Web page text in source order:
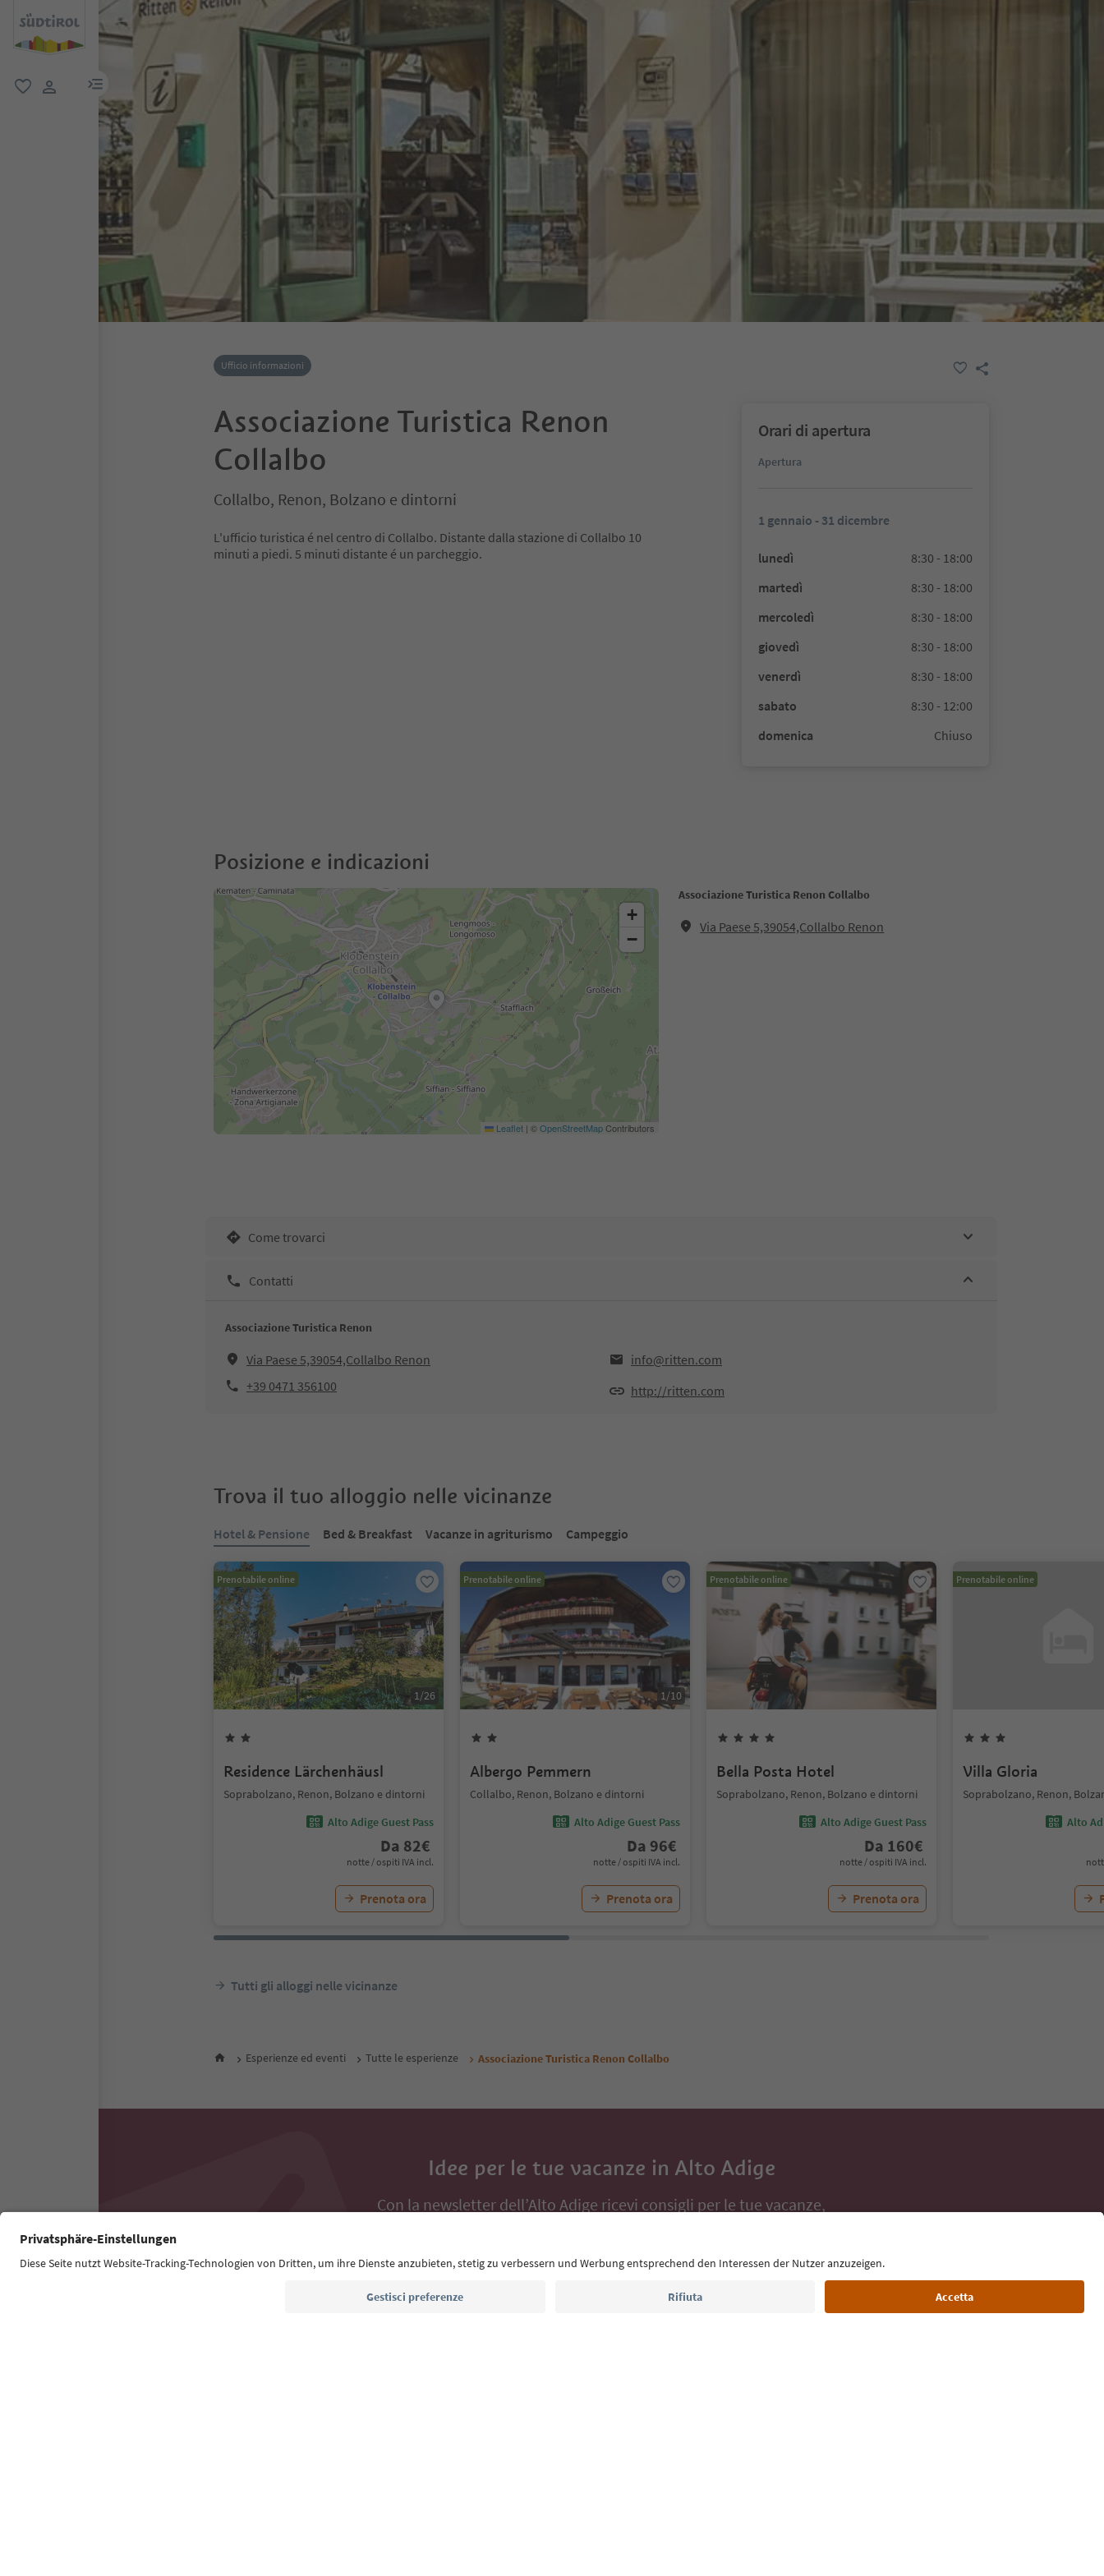
menu link
Ufficio informazioni
Associazione Turistica Renon
Collalbo
Collalbo, Renon, Bolzano e dintorni
L'ufficio turistica é nel centro di Collalbo. Distante dalla stazione di Collalbo 10
minuti a piedi. 5 minuti distante é un parcheggio.
Orari di apertura
Apertura
1 gennaio - 31 dicembre
lunedì
8:30 - 18:00
martedì
8:30 - 18:00
mercoledì
8:30 - 18:00
giovedì
8:30 - 18:00
venerdì
8:30 - 18:00
sabato
8:30 - 12:00
domenica
Chiuso
Posizione e indicazioni
Associazione Turistica Renon Collalbo
Via Paese 5,39054,Collalbo Renon
+
−
Leaflet | ©OpenStreetMapContributors
Come trovarci
Contatti
Associazione Turistica Renon
Via Paese 5,39054,Collalbo Renon
info@ritten.com
+39 0471 356100
http://ritten.com
Trova il tuo alloggio nelle vicinanze
Hotel & Pensione Bed & Breakfast Vacanze in agriturismo Campeggio
Prenotabile online
1/26
Residence Lärchenhäusl
Soprabolzano, Renon, Bolzano e dintorni
Alto Adige Guest Pass
Da 82€
notte / ospiti IVA incl.
Prenota ora
Prenotabile online
1/10
Albergo Pemmern
Collalbo, Renon, Bolzano e dintorni
Alto Adige Guest Pass
Da 96€
notte / ospiti IVA incl.
Prenota ora
Prenotabile online
Bella Posta Hotel
Soprabolzano, Renon, Bolzano e dintorni
Alto Adige Guest Pass
Da 160€
notte / ospiti IVA incl.
Prenota ora
Prenotabile online
Villa Gloria
Soprabolzano, Renon,
Alto
Tutti gli alloggi nelle vicinanze
Esperienze ed eventi Tutte le esperienze Associazione Turistica Renon Collalbo
Idee per le tue vacanze in Alto Adige
Con la newsletter dell’Alto Adige ricevi consigli per le tue vacanze,